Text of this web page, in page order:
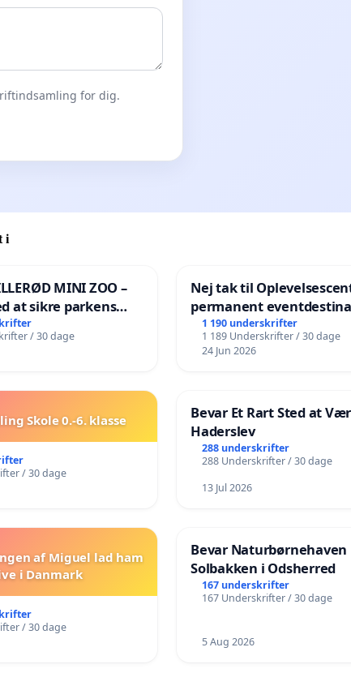
for dig.
i
MINI ZOO –
at sikre parkens
/ 30 dage
Nej tak til
permanent
Vejby - Ja tak til et levende
lokalområde i balance
1 190 underskrifter
1 189 Underskrifter / 30 dage
24 Jun 2026
Skole 0.-6. klasse
/ 30 dage
Bevar Et Rart Sted at
Haderslev
288 underskrifter
288 Underskrifter / 30 dage
13 Jul 2026
af Miguel lad ham
i Danmark
/ 30 dage
Bevar Naturbørnehaven
Solbakken i Odsherred
167 underskrifter
167 Underskrifter / 30 dage
5 Aug 2026